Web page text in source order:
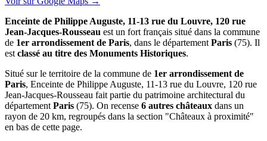
Enceinte de Philippe Auguste, 11-13 rue du Louvre, 120 rue
Jean-Jacques-Rousseau est un fort français situé dans la commune
de 1er arrondissement de Paris, dans le département Paris (75). Il
est classé au titre des Monuments Historiques.
Situé sur le territoire de la commune de 1er arrondissement de
Paris, Enceinte de Philippe Auguste, 11-13 rue du Louvre, 120 rue
Jean-Jacques-Rousseau fait partie du patrimoine architectural du
département Paris (75). On recense 6 autres châteaux dans un
rayon de 20 km, regroupés dans la section "Châteaux à proximité"
en bas de cette page.